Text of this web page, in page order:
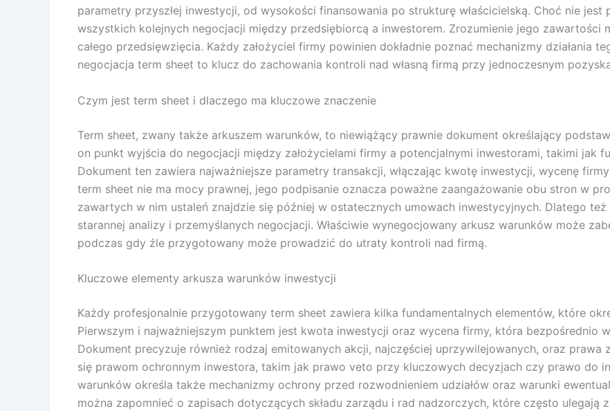
parametry przyszłej inwestycji, od wysokości finansowania po strukturę właścicielską. Choć nie
wszystkich kolejnych negocjacji między przedsiębiorcą a inwestorem. Zrozumienie jego zawartości
całego przedsięwzięcia. Każdy założyciel firmy powinien dokładnie poznać mechanizmy działania
negocjacja term sheet to klucz do zachowania kontroli nad własną firmą przy jednoczesnym
Czym jest term sheet i dlaczego ma kluczowe znaczenie
Term sheet, zwany także arkuszem warunków, to niewiążący prawnie dokument określający
on punkt wyjścia do negocjacji między założycielami firmy a potencjalnymi inwestorami, takimi jak
Dokument ten zawiera najważniejsze parametry transakcji, włączając kwotę inwestycji, wycenę
term sheet nie ma mocy prawnej, jego podpisanie oznacza poważne zaangażowanie obu stron w
zawartych w nim ustaleń znajdzie się później w ostatecznych umowach inwestycyjnych. Dlatego
starannej analizy i przemyślanych negocjacji. Właściwie wynegocjowany arkusz warunków może
podczas gdy źle przygotowany może prowadzić do utraty kontroli nad firmą.
Kluczowe elementy arkusza warunków inwestycji
Każdy profesjonalnie przygotowany term sheet zawiera kilka fundamentalnych elementów, które
Pierwszym i najważniejszym punktem jest kwota inwestycji oraz wycena firmy, która bezpośrednio
Dokument precyzuje również rodzaj emitowanych akcji, najczęściej uprzywilejowanych, oraz prawa
się prawom ochronnym inwestora, takim jak prawo veto przy kluczowych decyzjach czy prawo do
warunków określa także mechanizmy ochrony przed rozwodnieniem udziałów oraz warunki
można zapomnieć o zapisach dotyczących składu zarządu i rad nadzorczych, które często ulegają